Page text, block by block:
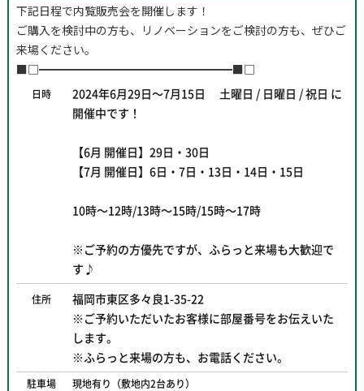
下記日程で内覧販売会を開催します！
ご購入を検討中の方も、リノベーションをご検討の方も、ぜひご
来場ください。
■□━━━━━━━━━━━━━━━━━■□
日時
2024年6月29日～7月15日 土曜日 / 日曜日 / 祝日 に
開催中です！
【6月 開催日】29日・30日
【7月 開催日】6日・7日・13日・14日・15日
10時～12時/13時～15時/15時～17時
※ご予約の方優先ですが、ふらっと来場も大歓迎で
す♪
住所
福岡市東区多々良1-35-22
※ご予約いただいたお客様に部屋番号をお伝えいた
します。
※ふらっと来場の方も、お電話ください。
駐車場
現地有り（敷地内2台あり）